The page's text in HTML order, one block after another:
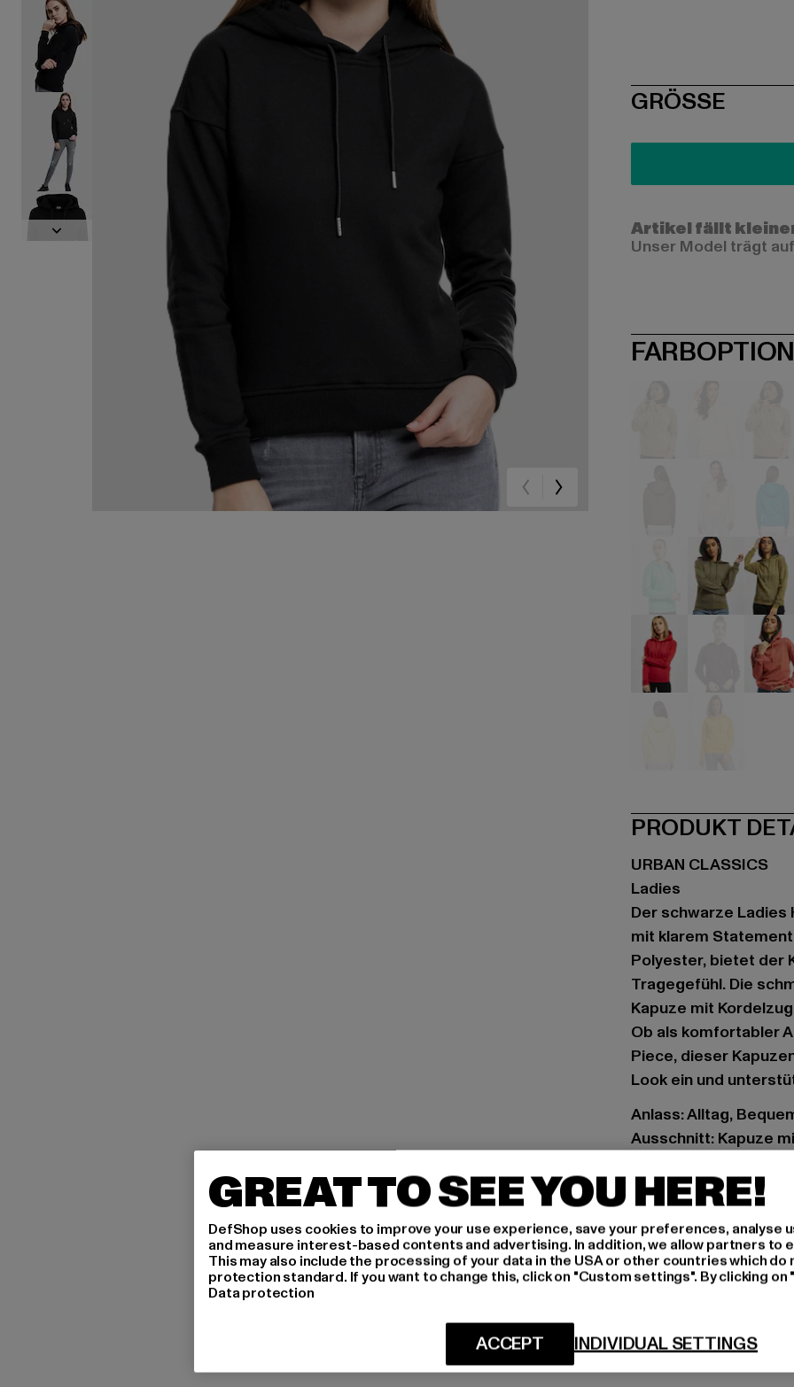
SIZE
GRÖSSE
Artikel fällt
Unser Model trägt
grün grün
bunt olive
PRODUKT
URBAN CLASSICS
Ladies
Der schwarze Ladies
mit klarem
Polyester, bietet der
Tragegefühl. Die
Kapuze mit
Ob als komfortabler
Piece, dieser
Look ein und
Anlass: Alltag,
Ausschnitt: Kapuze
Details:
Schnitt: Normal
Marke: Urban
Kat.: Hoodies
Farbe: schwarz
Art.Nr: TB1524-00007
GREAT TO SEE YOU HERE!
DefShop uses cookies to improve your use experience, save your preferences, analyse
and measure interest-based contents and advertising. In addition, we allow partners to
This may also include the processing of your data in the USA or other countries which do
protection standard. If you want to change this, click on "Custom settings". By clicking
Data protection
INDIVIDUAL SETTINGS
ACCEPT